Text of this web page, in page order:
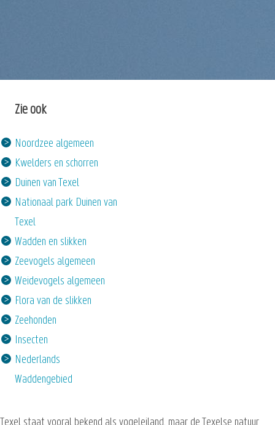
Zie ook
Noordzee algemeen
Kwelders en schorren
Duinen van Texel
Nationaal park Duinen van
Texel
Wadden en slikken
Zeevogels algemeen
Weidevogels algemeen
Flora van de slikken
Zeehonden
Insecten
Nederlands
Waddengebied